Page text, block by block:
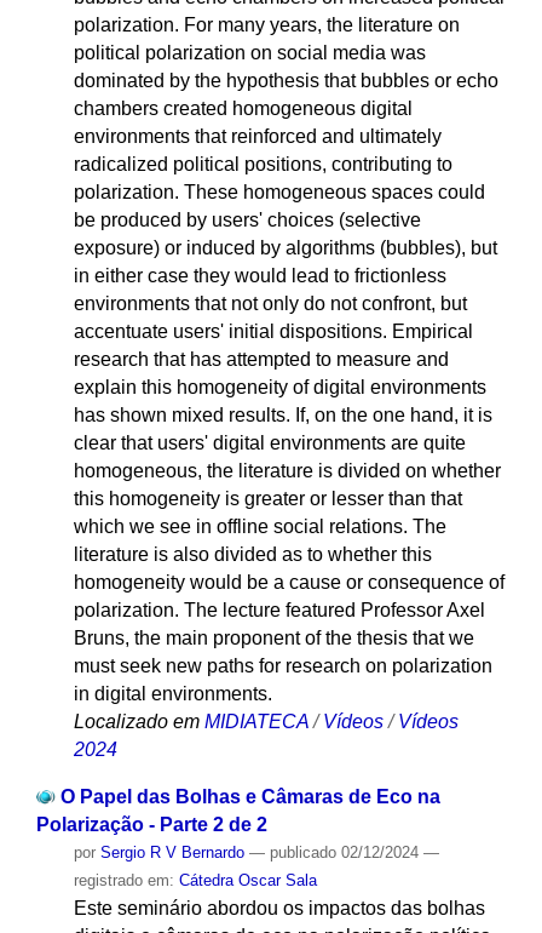
polarization. For many years, the literature on
political polarization on social media was
dominated by the hypothesis that bubbles or echo
chambers created homogeneous digital
environments that reinforced and ultimately
radicalized political positions, contributing to
polarization. These homogeneous spaces could
be produced by users' choices (selective
exposure) or induced by algorithms (bubbles), but
in either case they would lead to frictionless
environments that not only do not confront, but
accentuate users' initial dispositions. Empirical
research that has attempted to measure and
explain this homogeneity of digital environments
has shown mixed results. If, on the one hand, it is
clear that users' digital environments are quite
homogeneous, the literature is divided on whether
this homogeneity is greater or lesser than that
which we see in offline social relations. The
literature is also divided as to whether this
homogeneity would be a cause or consequence of
polarization. The lecture featured Professor Axel
Bruns, the main proponent of the thesis that we
must seek new paths for research on polarization
in digital environments.
Localizado em MIDIATECA / Vídeos / Vídeos
2024
O Papel das Bolhas e Câmaras de Eco na
Polarização - Parte 2 de 2
por Sergio R V Bernardo — publicado02/12/2024 —
registrado em: Cátedra Oscar Sala
Este seminário abordou os impactos das bolhas